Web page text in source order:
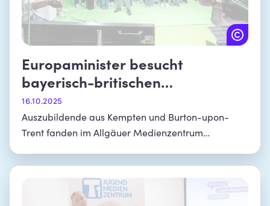
Europaminister besucht
bayerisch-britischen
Azubiaustausch
16.10.2025
Auszubildende aus Kempten und Burton-upon-
Trent fanden im Allgäuer Medienzentrum
heraus, wie Nachrichten in Fernsehen und Zeitung